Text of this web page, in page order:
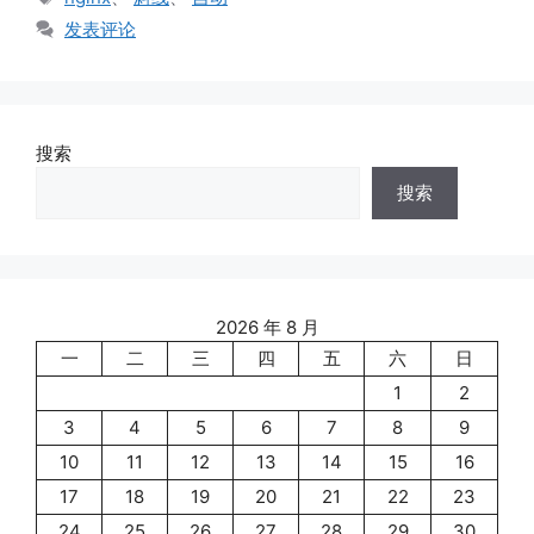
签
发表评论
搜索
搜索
2026 年 8 月
一
二 三 四 五 六
日
1
2
3
4 5 6 7 8
9
10
11 12 13 14 15
16
17
18 19 20 21 22
23